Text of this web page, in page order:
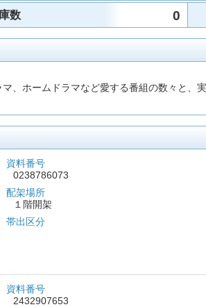
数 0
ホームドラマなど愛する番組の数々と、
資料番号
0238786073
配架場所
１階開架
帯出区分
資料番号
2432907653